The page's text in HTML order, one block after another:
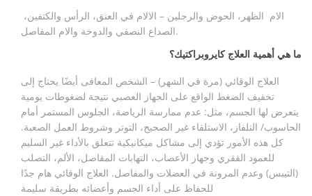
الصداع النصفي والدوخة والام المفاصل.
ما هي أهمية العلاج كايروبراكتيك؟
العلاج الوقائي (مرة في الشهر) – الشخص المعافى أيضًا يحتاج إلى
تخفيف الضغط الواقع على الجهاز العصبي نتيجة لضغوطات يومية
يتعرض لها الجسم، مثل: عدم ممارسة الرياضة، الجلوس المستمر أمام
الحاسوب/ التلفاز، الاستلقاء غير الصحيح، التوتر وشروط العمل الصعبة.
كل هذه الأمور تؤدي إلى مشاكل ميكانيكية تتعلق بالأداء غير السليم
للعمود الفقري وجهاز الأعصاب، التهابات المفاصل، الألم، التصلب
(التيبس) وعدم المرونة في العضلات والمفاصل. العلاج الوقائي هام جدًا
للحفاظ على أداء الجسم وأعضائه بطريقة سليمة